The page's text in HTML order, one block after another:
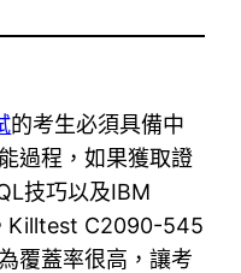
的考生必須具備中
過程，如果獲取證
技巧以及IBM
Killtest C2090-545
覆蓋率很高，讓考